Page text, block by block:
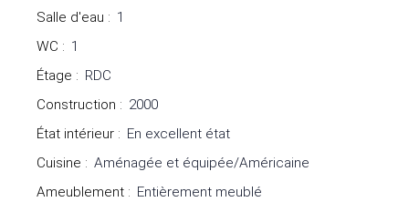
Salle d'eau : 1
WC : 1
Étage : RDC
Construction : 2000
État intérieur : En excellent état
Cuisine : Aménagée et équipée/Américaine
Ameublement : Entièrement meublé